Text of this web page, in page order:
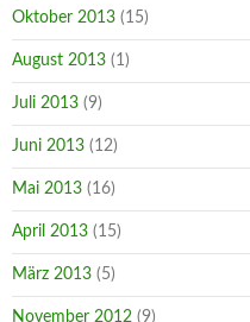
Oktober 2013 (15)
August 2013 (1)
Juli 2013 (9)
Juni 2013 (12)
Mai 2013 (16)
April 2013 (15)
März 2013 (5)
November 2012 (9)